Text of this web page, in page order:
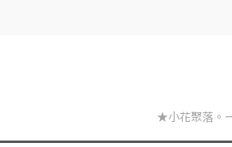
★小花聚落。